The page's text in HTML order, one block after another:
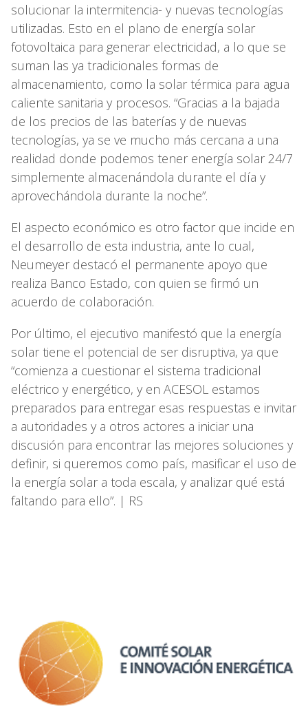
solucionar la intermitencia- y nuevas tecnologías
utilizadas. Esto en el plano de energía solar
fotovoltaica para generar electricidad, a lo que se
suman las ya tradicionales formas de
almacenamiento, como la solar térmica para agua
caliente sanitaria y procesos. “Gracias a la bajada
de los precios de las baterías y de nuevas
tecnologías, ya se ve mucho más cercana a una
realidad donde podemos tener energía solar 24/7
simplemente almacenándola durante el día y
aprovechándola durante la noche”.
El aspecto económico es otro factor que incide en
el desarrollo de esta industria, ante lo cual,
Neumeyer destacó el permanente apoyo que
realiza Banco Estado, con quien se firmó un
acuerdo de colaboración.
Por último, el ejecutivo manifestó que la energía
solar tiene el potencial de ser disruptiva, ya que
“comienza a cuestionar el sistema tradicional
eléctrico y energético, y en ACESOL estamos
preparados para entregar esas respuestas e invitar
a autoridades y a otros actores a iniciar una
discusión para encontrar las mejores soluciones y
definir, si queremos como país, masificar el uso de
la energía solar a toda escala, y analizar qué está
faltando para ello”. | RS